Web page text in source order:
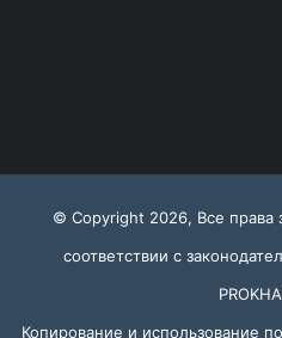
© Copyright 2026, Все
соответствии с
Копирование и использование